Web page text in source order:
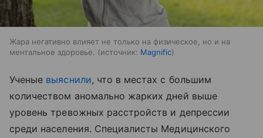
Жара негативно влияет не только на физическое, но и на
ментальное здоровье.
источник: Magnific
Ученые выяснили, что в местах с большим
количеством аномально жарких дней выше
уровень тревожных расстройств и депрессии
среди населения. Специалисты Медицинского